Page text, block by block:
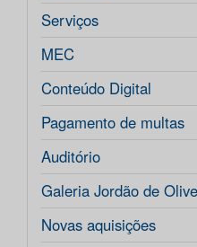
Serviços
MEC
Conteúdo Digital
Pagamento de multas
Auditório
Galeria Jordão de
Novas aquisições